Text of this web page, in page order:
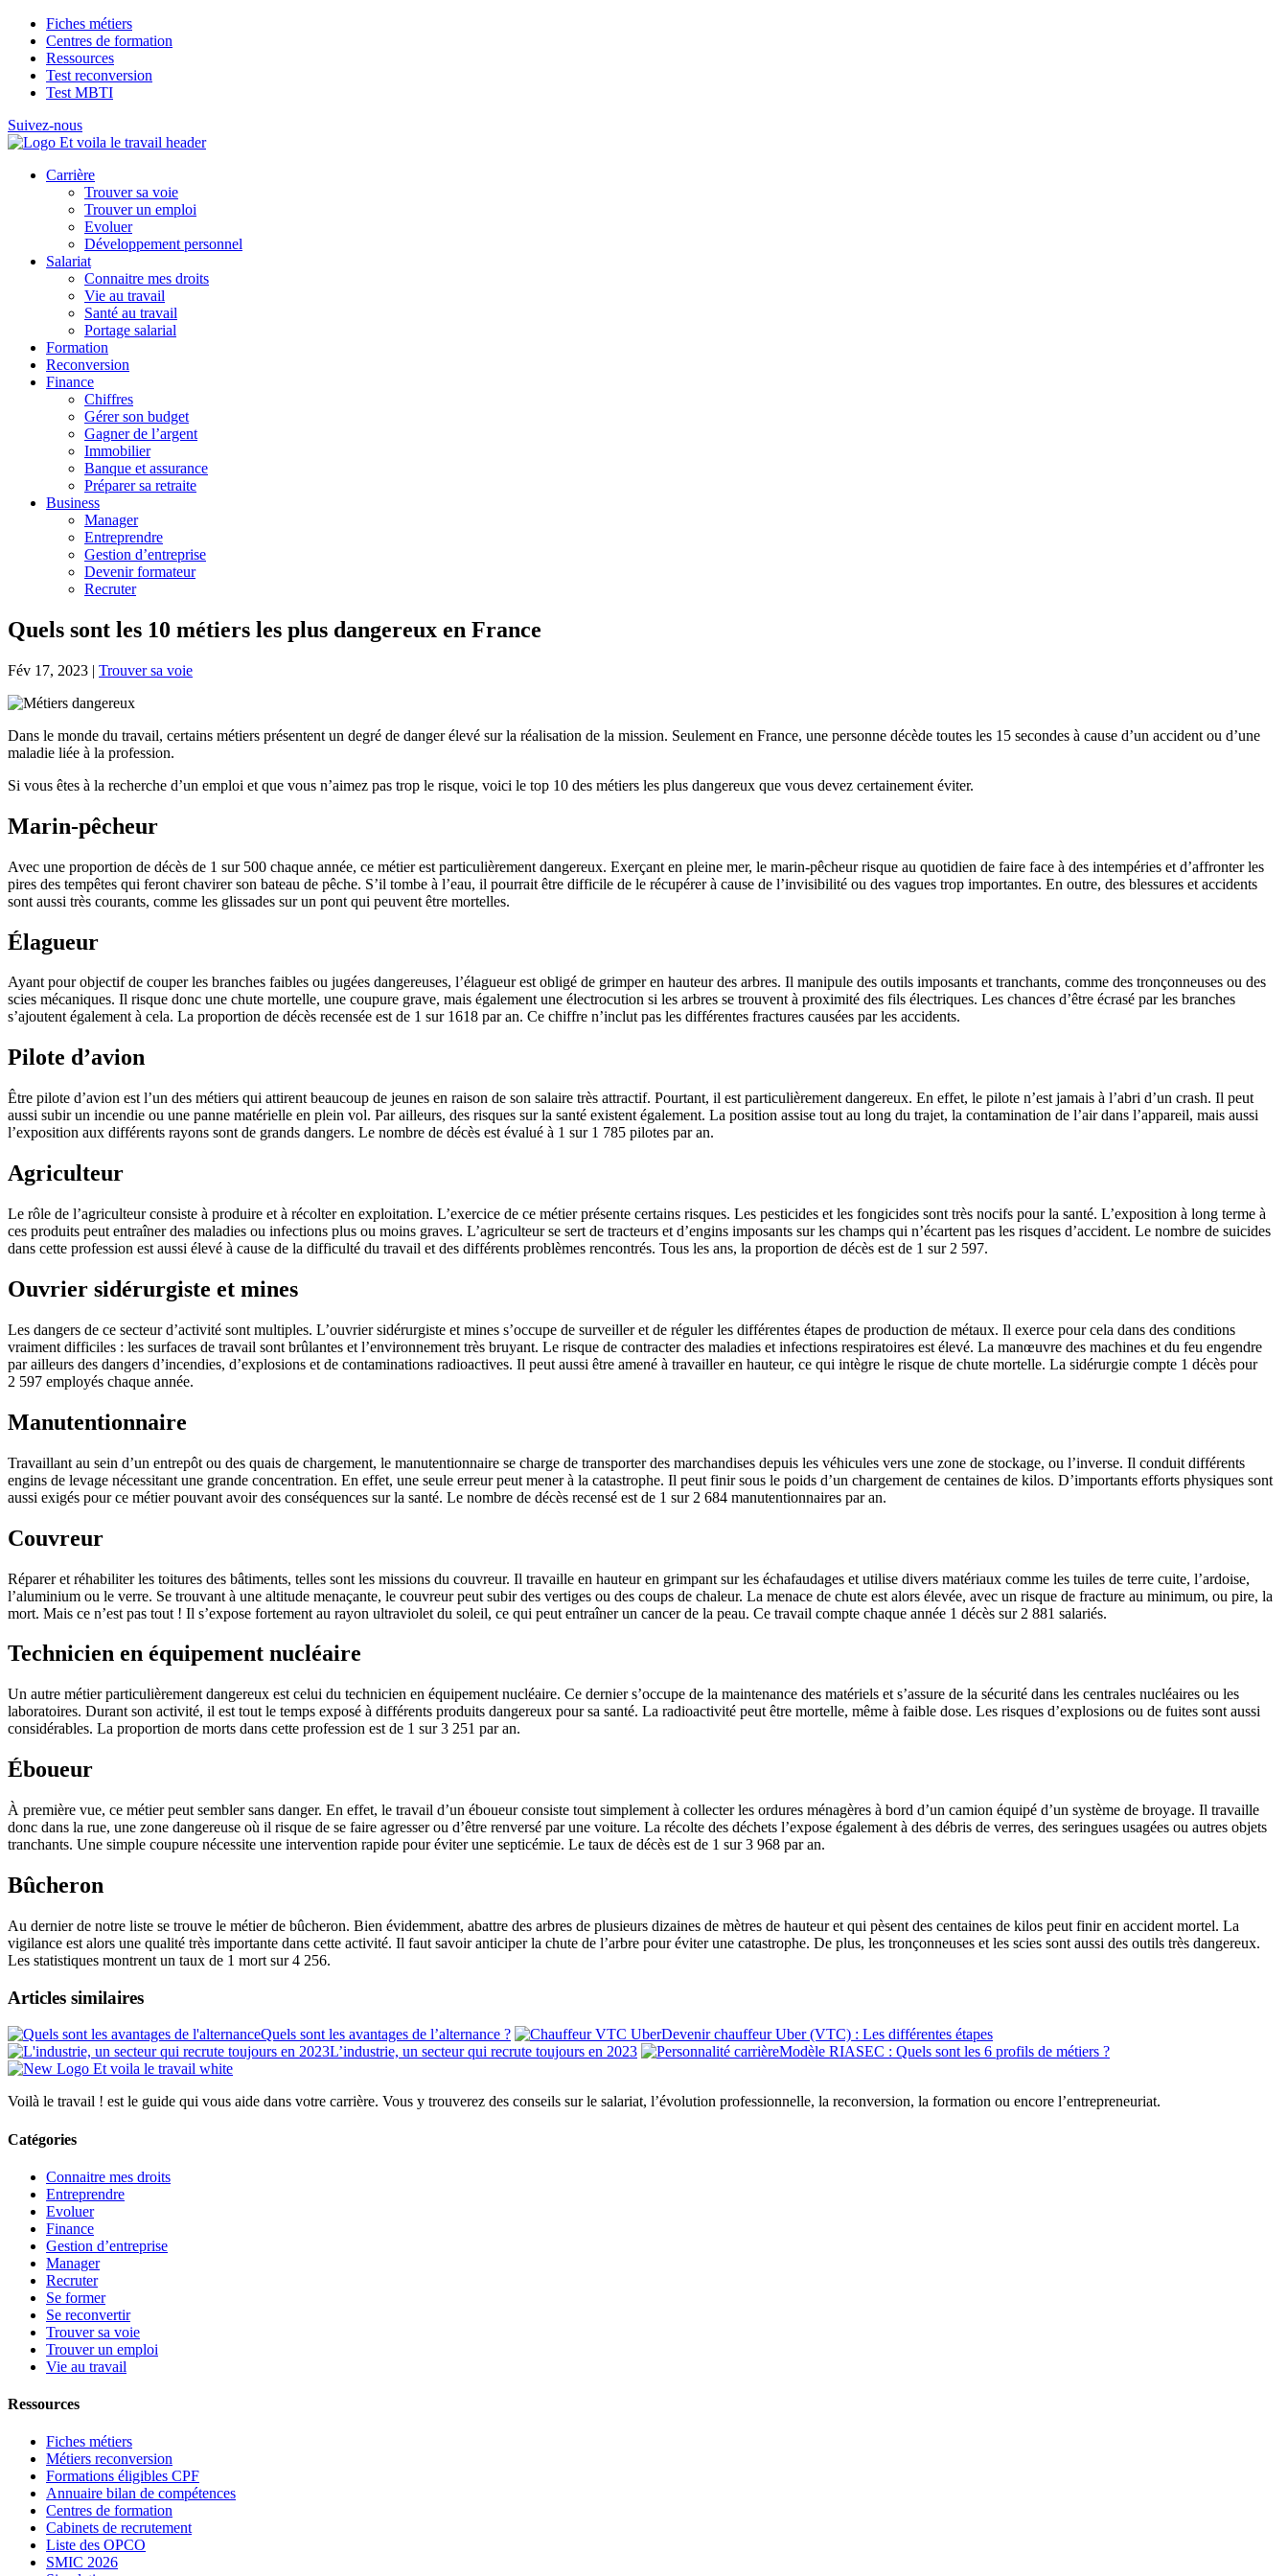
Fiches métiers
Centres de formation
Ressources
Test reconversion
Test MBTI
Suivez-nous
Carrière
Trouver sa voie
Trouver un emploi
Evoluer
Développement personnel
Salariat
Connaitre mes droits
Vie au travail
Santé au travail
Portage salarial
Formation
Reconversion
Finance
Chiffres
Gérer son budget
Gagner de l’argent
Immobilier
Banque et assurance
Préparer sa retraite
Business
Manager
Entreprendre
Gestion d’entreprise
Devenir formateur
Recruter
Quels sont les 10 métiers les plus dangereux en France
Fév 17, 2023 | Trouver sa voie
Dans le monde du travail, certains métiers présentent un degré de danger élevé sur la réalisation de la mission. Seulement en France, une personne décède toutes les 15 secondes à cause d’un accident ou d’une
maladie liée à la profession.
Si vous êtes à la recherche d’un emploi et que vous n’aimez pas trop le risque, voici le top 10 des métiers les plus dangereux que vous devez certainement éviter.
Marin-pêcheur
Avec une proportion de décès de 1 sur 500 chaque année, ce métier est particulièrement dangereux. Exerçant en pleine mer, le marin-pêcheur risque au quotidien de faire face à des intempéries et d’affronter les
pires des tempêtes qui feront chavirer son bateau de pêche. S’il tombe à l’eau, il pourrait être difficile de le récupérer à cause de l’invisibilité ou des vagues trop importantes. En outre, des blessures et accidents
sont aussi très courants, comme les glissades sur un pont qui peuvent être mortelles.
Élagueur
Ayant pour objectif de couper les branches faibles ou jugées dangereuses, l’élagueur est obligé de grimper en hauteur des arbres. Il manipule des outils imposants et tranchants, comme des tronçonneuses ou des
scies mécaniques. Il risque donc une chute mortelle, une coupure grave, mais également une électrocution si les arbres se trouvent à proximité des fils électriques. Les chances d’être écrasé par les branches
s’ajoutent également à cela. La proportion de décès recensée est de 1 sur 1618 par an. Ce chiffre n’inclut pas les différentes fractures causées par les accidents.
Pilote d’avion
Être pilote d’avion est l’un des métiers qui attirent beaucoup de jeunes en raison de son salaire très attractif. Pourtant, il est particulièrement dangereux. En effet, le pilote n’est jamais à l’abri d’un crash. Il peut
aussi subir un incendie ou une panne matérielle en plein vol. Par ailleurs, des risques sur la santé existent également. La position assise tout au long du trajet, la contamination de l’air dans l’appareil, mais aussi
l’exposition aux différents rayons sont de grands dangers. Le nombre de décès est évalué à 1 sur 1 785 pilotes par an.
Agriculteur
Le rôle de l’agriculteur consiste à produire et à récolter en exploitation. L’exercice de ce métier présente certains risques. Les pesticides et les fongicides sont très nocifs pour la santé. L’exposition à long terme à
ces produits peut entraîner des maladies ou infections plus ou moins graves. L’agriculteur se sert de tracteurs et d’engins imposants sur les champs qui n’écartent pas les risques d’accident. Le nombre de suicides
dans cette profession est aussi élevé à cause de la difficulté du travail et des différents problèmes rencontrés. Tous les ans, la proportion de décès est de 1 sur 2 597.
Ouvrier sidérurgiste et mines
Les dangers de ce secteur d’activité sont multiples. L’ouvrier sidérurgiste et mines s’occupe de surveiller et de réguler les différentes étapes de production de métaux. Il exerce pour cela dans des conditions
vraiment difficiles : les surfaces de travail sont brûlantes et l’environnement très bruyant. Le risque de contracter des maladies et infections respiratoires est élevé. La manœuvre des machines et du feu engendre
par ailleurs des dangers d’incendies, d’explosions et de contaminations radioactives. Il peut aussi être amené à travailler en hauteur, ce qui intègre le risque de chute mortelle. La sidérurgie compte 1 décès pour
2 597 employés chaque année.
Manutentionnaire
Travaillant au sein d’un entrepôt ou des quais de chargement, le manutentionnaire se charge de transporter des marchandises depuis les véhicules vers une zone de stockage, ou l’inverse. Il conduit différents
engins de levage nécessitant une grande concentration. En effet, une seule erreur peut mener à la catastrophe. Il peut finir sous le poids d’un chargement de centaines de kilos. D’importants efforts physiques sont
aussi exigés pour ce métier pouvant avoir des conséquences sur la santé. Le nombre de décès recensé est de 1 sur 2 684 manutentionnaires par an.
Couvreur
Réparer et réhabiliter les toitures des bâtiments, telles sont les missions du couvreur. Il travaille en hauteur en grimpant sur les échafaudages et utilise divers matériaux comme les tuiles de terre cuite, l’ardoise,
l’aluminium ou le verre. Se trouvant à une altitude menaçante, le couvreur peut subir des vertiges ou des coups de chaleur. La menace de chute est alors élevée, avec un risque de fracture au minimum, ou pire, la
mort. Mais ce n’est pas tout ! Il s’expose fortement au rayon ultraviolet du soleil, ce qui peut entraîner un cancer de la peau. Ce travail compte chaque année 1 décès sur 2 881 salariés.
Technicien en équipement nucléaire
Un autre métier particulièrement dangereux est celui du technicien en équipement nucléaire. Ce dernier s’occupe de la maintenance des matériels et s’assure de la sécurité dans les centrales nucléaires ou les
laboratoires. Durant son activité, il est tout le temps exposé à différents produits dangereux pour sa santé. La radioactivité peut être mortelle, même à faible dose. Les risques d’explosions ou de fuites sont aussi
considérables. La proportion de morts dans cette profession est de 1 sur 3 251 par an.
Éboueur
À première vue, ce métier peut sembler sans danger. En effet, le travail d’un éboueur consiste tout simplement à collecter les ordures ménagères à bord d’un camion équipé d’un système de broyage. Il travaille
donc dans la rue, une zone dangereuse où il risque de se faire agresser ou d’être renversé par une voiture. La récolte des déchets l’expose également à des débris de verres, des seringues usagées ou autres objets
tranchants. Une simple coupure nécessite une intervention rapide pour éviter une septicémie. Le taux de décès est de 1 sur 3 968 par an.
Bûcheron
Au dernier de notre liste se trouve le métier de bûcheron. Bien évidemment, abattre des arbres de plusieurs dizaines de mètres de hauteur et qui pèsent des centaines de kilos peut finir en accident mortel. La
vigilance est alors une qualité très importante dans cette activité. Il faut savoir anticiper la chute de l’arbre pour éviter une catastrophe. De plus, les tronçonneuses et les scies sont aussi des outils très dangereux.
Les statistiques montrent un taux de 1 mort sur 4 256.
Articles similaires
Quels sont les avantages de l’alternance ?
Devenir chauffeur Uber (VTC) : Les différentes étapes
L’industrie, un secteur qui recrute toujours en 2023
Modèle RIASEC : Quels sont les 6 profils de métiers ?
Voilà le travail ! est le guide qui vous aide dans votre carrière. Vous y trouverez des conseils sur le salariat, l’évolution professionnelle, la reconversion, la formation ou encore l’entrepreneuriat.
Catégories
Connaitre mes droits
Entreprendre
Evoluer
Finance
Gestion d’entreprise
Manager
Recruter
Se former
Se reconvertir
Trouver sa voie
Trouver un emploi
Vie au travail
Ressources
Fiches métiers
Métiers reconversion
Formations éligibles CPF
Annuaire bilan de compétences
Centres de formation
Cabinets de recrutement
Liste des OPCO
SMIC 2026